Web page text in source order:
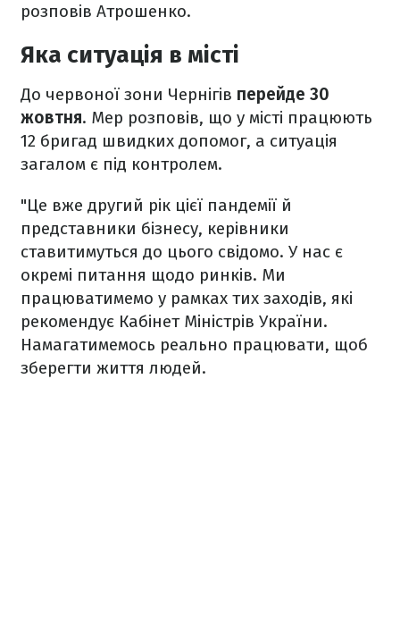
розповів Атрошенко.
Яка ситуація в місті
До червоної зони Чернігів перейде 30
жовтня. Мер розповів, що у місті працюють
12 бригад швидких допомог, а ситуація
загалом є під контролем.
"Це вже другий рік цієї пандемії й
представники бізнесу, керівники
ставитимуться до цього свідомо. У нас є
окремі питання щодо ринків. Ми
працюватимемо у рамках тих заходів, які
рекомендує Кабінет Міністрів України.
Намагатимемось реально працювати, щоб
зберегти життя людей.